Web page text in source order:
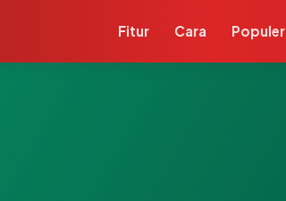
Fitur Cara Populer